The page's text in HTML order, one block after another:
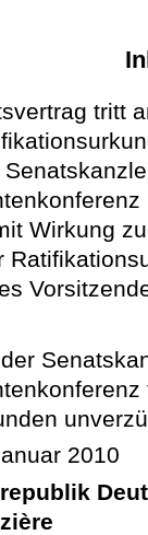
tritt
Wirkung
2010